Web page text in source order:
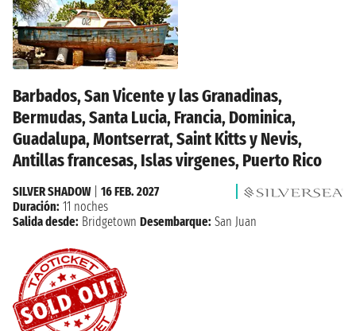
Barbados, San Vicente y las Granadinas,
Bermudas, Santa Lucia, Francia, Dominica,
Guadalupa, Montserrat, Saint Kitts y Nevis,
Antillas francesas, Islas virgenes, Puerto Rico
SILVER SHADOW| 16 FEB. 2027
Duración: 11 noches
Salida desde: Bridgetown Desembarque: San Juan